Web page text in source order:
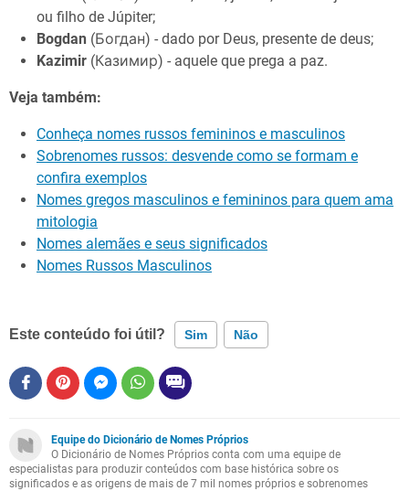
ou filho de Júpiter;
Bogdan (Богдан) - dado por Deus, presente de deus;
Kazimir (Казимир) - aquele que prega a paz.
Veja também:
Conheça nomes russos femininos e masculinos
Sobrenomes russos: desvende como se formam e
confira exemplos
Nomes gregos masculinos e femininos para quem ama
mitologia
Nomes alemães e seus significados
Nomes Russos Masculinos
Este conteúdo foi útil? Sim Não
Este conteúdo contém informação incorreta
Outro
Equipe do Dicionário de Nomes Próprios
O Dicionário de Nomes Próprios conta com uma equipe de
especialistas para produzir conteúdos com base histórica sobre os
significados e as origens de mais de 7 mil nomes próprios e sobrenomes